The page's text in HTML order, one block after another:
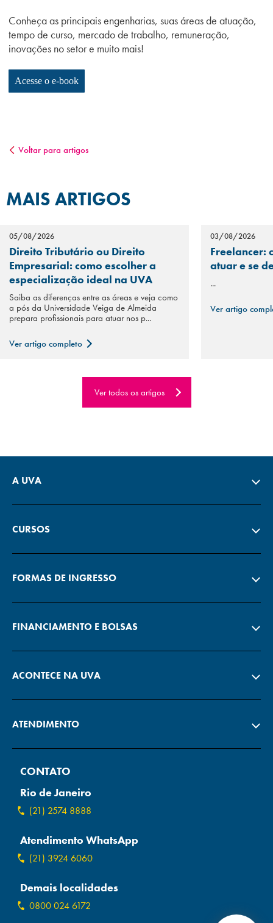
Conheça as principais engenharias, suas áreas de atuação,
tempo de curso, mercado de trabalho, remuneração,
inovações no setor e muito mais!
Acesse o e-book
Voltar para artigos
MAIS ARTIGOS
05/08/2026
Direito Tributário ou Direito
Empresarial: como escolher a
especialização ideal na UVA
Saiba as diferenças entre as áreas e veja como
a pós da Universidade Veiga de Almeida
prepara profissionais para atuar nos p...
Ver artigo completo
03/08/2026
Freelancer:
atuar e se
...
Ver artigo
Ver todos os artigos
A UVA
CURSOS
FORMAS DE INGRESSO
FINANCIAMENTO E BOLSAS
ACONTECE NA UVA
ATENDIMENTO
CONTATO
Rio de Janeiro
(21) 2574 8888
Atendimento WhatsApp
(21) 3924 6060
Demais localidades
0800 024 6172